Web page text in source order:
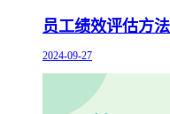
员工绩效评估方
2024-09-27